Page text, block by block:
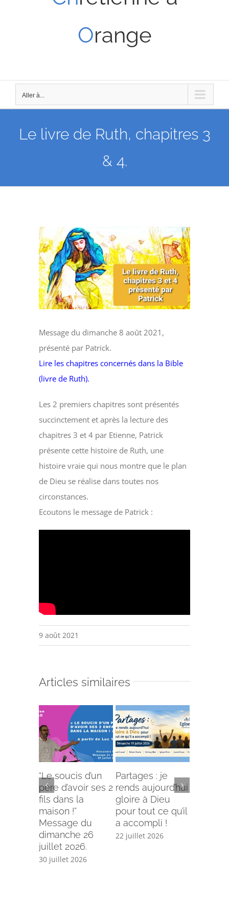
Orange
Aller à...
Le livre de Ruth, chapitres 3
& 4.
Voir
l'image
agrandie
Message du dimanche 8 août 2021,
présenté par Patrick.
Lire les chapitres concernés dans la Bible
(livre de Ruth).
Les 2 premiers chapitres sont présentés
succinctement et après la lecture des
chapitres 3 et 4 par Etienne, Patrick
présente cette histoire de Ruth, une
histoire vraie qui nous montre que le plan
de Dieu se réalise dans toutes nos
circonstances.
Ecoutons le message de Patrick :
9 août 2021
Articles similaires
“Le soucis d’un
père d’avoir ses 2
fils dans la
maison !”
Message du
dimanche 26
juillet 2026.
30 juillet 2026
Partages : je
rends aujourd’hui
gloire à Dieu
pour tout ce qu’il
a accompli !
22 juillet 2026